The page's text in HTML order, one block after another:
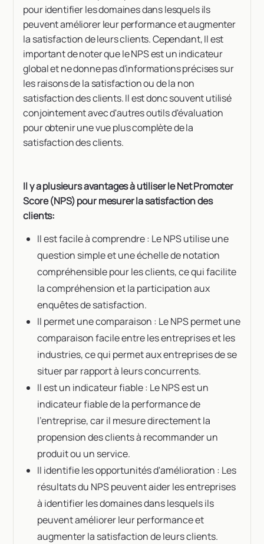
pour identifier les domaines dans lesquels ils
peuvent améliorer leur performance et augmenter
la satisfaction de leurs clients. Cependant, Il est
important de noter que le NPS est un indicateur
global et ne donne pas d'informations précises sur
les raisons de la satisfaction ou de la non
satisfaction des clients. Il est donc souvent utilisé
conjointement avec d'autres outils d'évaluation
pour obtenir une vue plus complète de la
satisfaction des clients.
Il y a plusieurs avantages à utiliser le Net Promoter
Score (NPS) pour mesurer la satisfaction des
clients:
Il est facile à comprendre : Le NPS utilise une
question simple et une échelle de notation
compréhensible pour les clients, ce qui facilite
la compréhension et la participation aux
enquêtes de satisfaction.
Il permet une comparaison : Le NPS permet une
comparaison facile entre les entreprises et les
industries, ce qui permet aux entreprises de se
situer par rapport à leurs concurrents.
Il est un indicateur fiable : Le NPS est un
indicateur fiable de la performance de
l'entreprise, car il mesure directement la
propension des clients à recommander un
produit ou un service.
Il identifie les opportunités d'amélioration : Les
résultats du NPS peuvent aider les entreprises
à identifier les domaines dans lesquels ils
peuvent améliorer leur performance et
augmenter la satisfaction de leurs clients.